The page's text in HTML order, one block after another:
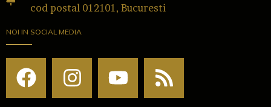
cod postal 012101, Bucuresti
NOI IN SOCIAL MEDIA